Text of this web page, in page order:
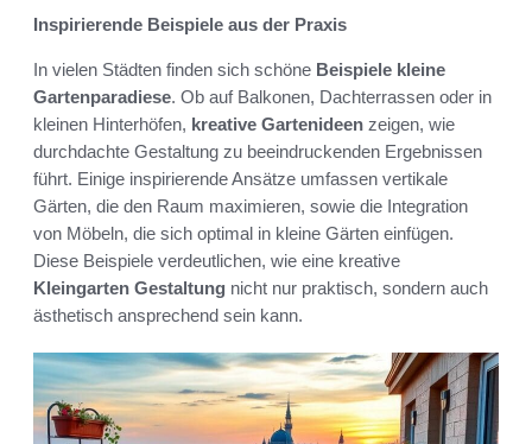
Inspirierende Beispiele aus der Praxis
In vielen Städten finden sich schöne Beispiele kleine
Gartenparadiese. Ob auf Balkonen, Dachterrassen oder in
kleinen Hinterhöfen, kreative Gartenideen zeigen, wie
durchdachte Gestaltung zu beeindruckenden Ergebnissen
führt. Einige inspirierende Ansätze umfassen vertikale
Gärten, die den Raum maximieren, sowie die Integration
von Möbeln, die sich optimal in kleine Gärten einfügen.
Diese Beispiele verdeutlichen, wie eine kreative
Kleingarten Gestaltung nicht nur praktisch, sondern auch
ästhetisch ansprechend sein kann.